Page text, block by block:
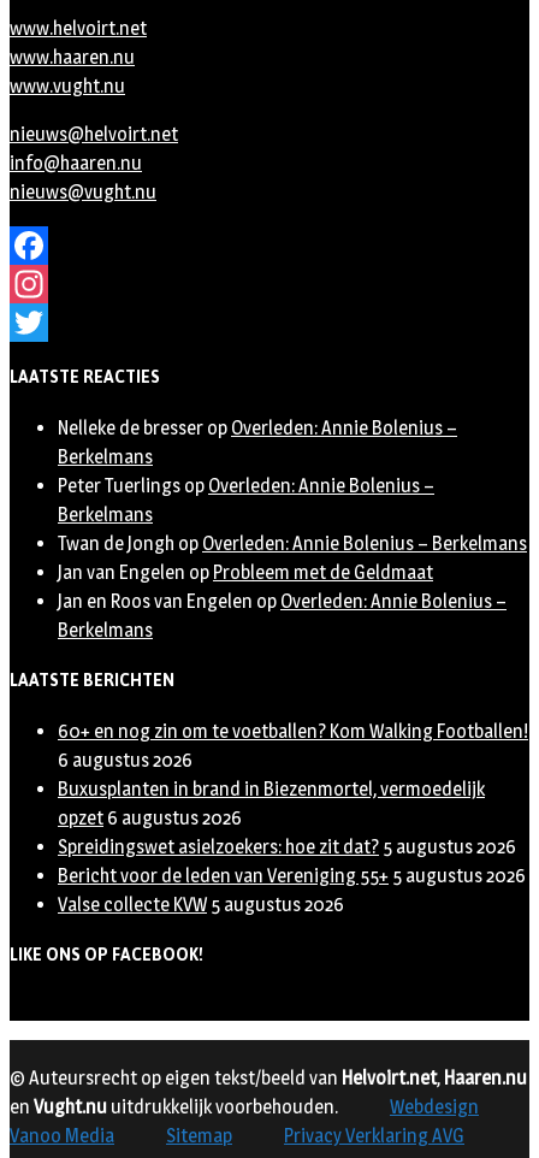
www.helvoirt.net
www.haaren.nu
www.vught.nu
nieuws@helvoirt.net
info@haaren.nu
nieuws@vught.nu
Facebook
Instagram
LAATSTE REACTIES
Nelleke de bresser op Overleden: Annie Bolenius –
Berkelmans
Peter Tuerlings op Overleden: Annie Bolenius –
Berkelmans
Twan de Jongh op Overleden: Annie Bolenius – Berkelmans
Jan van Engelen op Probleem met de Geldmaat
Jan en Roos van Engelen op Overleden: Annie Bolenius –
Berkelmans
LAATSTE BERICHTEN
60+ en nog zin om te voetballen? Kom Walking Footballen!
6 augustus 2026
Buxusplanten in brand in Biezenmortel, vermoedelijk
opzet 6 augustus 2026
Spreidingswet asielzoekers: hoe zit dat? 5 augustus 2026
Bericht voor de leden van Vereniging 55+ 5 augustus 2026
Valse collecte KVW 5 augustus 2026
LIKE ONS OP FACEBOOK!
© Auteursrecht op eigen tekst/beeld van Helvoirt.net, Haaren.nu
en Vught.nu uitdrukkelijk voorbehouden.
Webdesign
Vanoo Media
Sitemap Privacy Verklaring AVG